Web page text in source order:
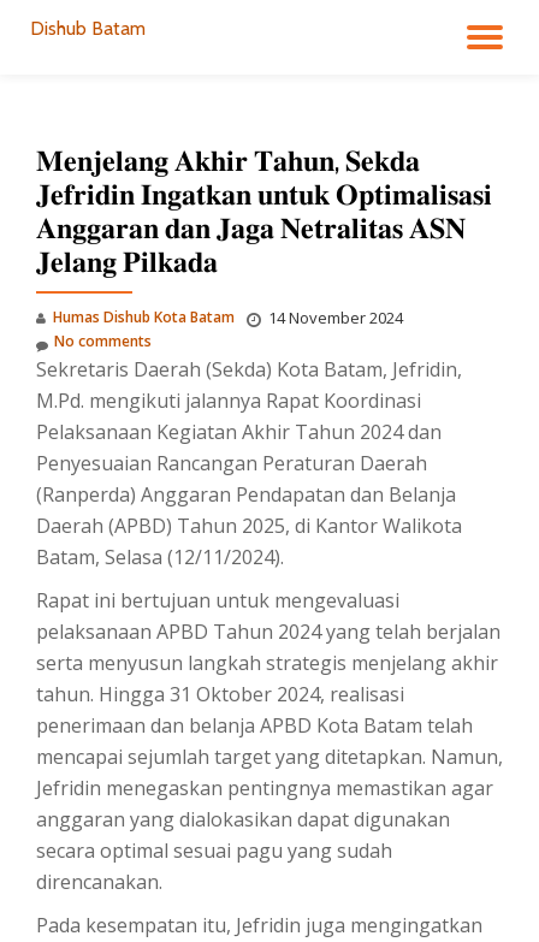
Dishub Batam
𝐌𝐞𝐧𝐣𝐞𝐥𝐚𝐧𝐠 𝐀𝐤𝐡𝐢𝐫 𝐓𝐚𝐡𝐮𝐧, 𝐒𝐞𝐤𝐝𝐚
𝐉𝐞𝐟𝐫𝐢𝐝𝐢𝐧 𝐈𝐧𝐠𝐚𝐭𝐤𝐚𝐧 𝐮𝐧𝐭𝐮𝐤 𝐎𝐩𝐭𝐢𝐦𝐚𝐥𝐢𝐬𝐚𝐬𝐢
𝐀𝐧𝐠𝐠𝐚𝐫𝐚𝐧 𝐝𝐚𝐧 𝐉𝐚𝐠𝐚 𝐍𝐞𝐭𝐫𝐚𝐥𝐢𝐭𝐚𝐬 𝐀𝐒𝐍
𝐉𝐞𝐥𝐚𝐧𝐠 𝐏𝐢𝐥𝐤𝐚𝐝𝐚
Humas Dishub Kota Batam 14 November 2024
No comments
Sekretaris Daerah (Sekda) Kota Batam, Jefridin,
M.Pd. mengikuti jalannya Rapat Koordinasi
Pelaksanaan Kegiatan Akhir Tahun 2024 dan
Penyesuaian Rancangan Peraturan Daerah
(Ranperda) Anggaran Pendapatan dan Belanja
Daerah (APBD) Tahun 2025, di Kantor Walikota
Batam, Selasa (12/11/2024).
Rapat ini bertujuan untuk mengevaluasi
pelaksanaan APBD Tahun 2024 yang telah berjalan
serta menyusun langkah strategis menjelang akhir
tahun. Hingga 31 Oktober 2024, realisasi
penerimaan dan belanja APBD Kota Batam telah
mencapai sejumlah target yang ditetapkan. Namun,
Jefridin menegaskan pentingnya memastikan agar
anggaran yang dialokasikan dapat digunakan
secara optimal sesuai pagu yang sudah
direncanakan.
Pada kesempatan itu, Jefridin juga mengingatkan